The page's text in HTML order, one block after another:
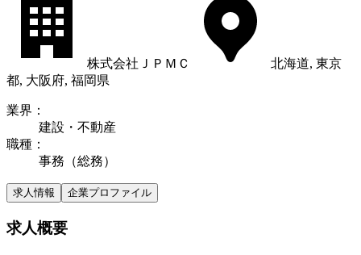
株式会社ＪＰＭＣ
北海道, 東京
都, 大阪府, 福岡県
業界 ：
建設・不動産
職種 ：
事務（総務）
求人情報 企業プロファイル
求人概要